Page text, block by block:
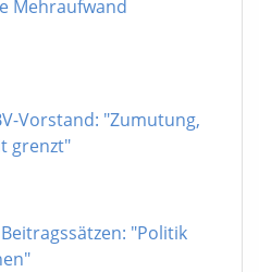
Mehraufwand
Vorstand: "Zumutung,
grenzt"
"Politik